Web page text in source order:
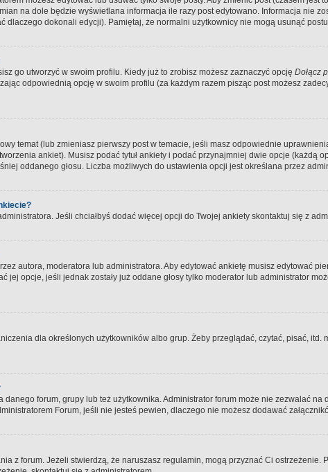
na dole będzie wyświetlana informacja ile razy post edytowano. Informacja nie
dlaczego dokonali edycji). Pamiętaj, że normalni użytkownicy nie mogą usunąć
go utworzyć w swoim profilu. Kiedy już to zrobisz możesz zaznaczyć opcję Dołącz
odpowiednią opcję w swoim profilu (za każdym razem pisząc post możesz
temat (lub zmieniasz pierwszy post w temacie, jeśli masz odpowiednie
ankiet). Musisz podać tytuł ankiety i podać przynajmniej dwie opcje
oddanego głosu. Liczba możliwych do ustawienia opcji jest określana przez
Jeśli chciałbyś dodać więcej opcji do Twojej ankiety skontaktuj się z
autora, moderatora lub administratora. Aby edytować ankietę musisz edytować
jej opcje, jeśli jednak zostały już oddane głosy tylko moderator lub administrator
dla określonych użytkowników albo grup. Żeby przeglądać, czytać, pisać,
danego forum, grupy lub też użytkownika. Administrator forum może nie zezwalać
Forum, jeśli nie jesteś pewien, dlaczego nie możesz dodawać
z forum. Jeżeli stwierdzą, że naruszasz regulamin, mogą przyznać Ci